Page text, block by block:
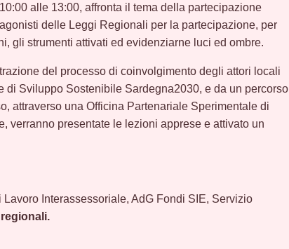
alle 13:00, affronta il tema della partecipazione
delle Leggi Regionali per la partecipazione, per
gli strumenti attivati ed evidenziarne luci ed ombre.
del processo di coinvolgimento degli attori locali
di Sviluppo Sostenibile Sardegna2030, e da un percorso
attraverso una Officina Partenariale Sperimentale di
verranno presentate le lezioni apprese e attivato un
Interassessoriale, AdG Fondi SIE, Servizio